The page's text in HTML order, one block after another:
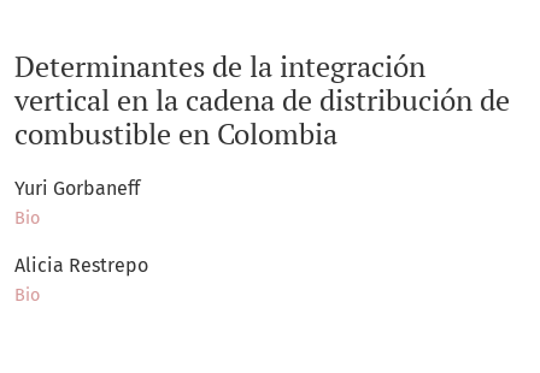
Determinantes de la integración
vertical en la cadena de distribución de
combustible en Colombia
Yuri Gorbaneff
Bio
Alicia Restrepo
Bio